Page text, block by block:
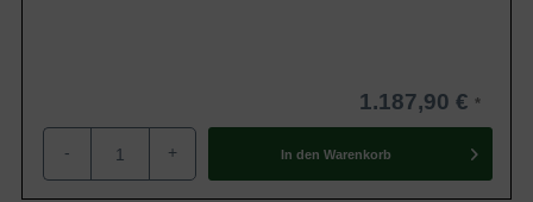
1.187,90 €
- + In den Warenkorb